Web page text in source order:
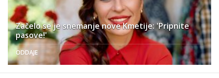
Začelo se je snemanje nove Kmetije: 'Pripnite
pasove!'
ODDAJE